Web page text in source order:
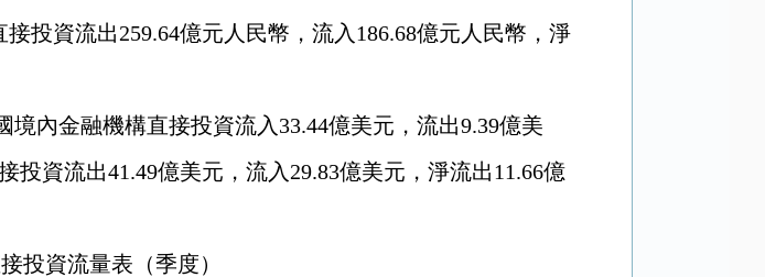
投資流出259.64億元人民幣，流入186.68億元人民幣，淨
境內金融機構直接投資流入33.44億美元，流出9.39億美
資流出41.49億美元，流入29.83億美元，淨流出11.66億
投資流量表（季度）